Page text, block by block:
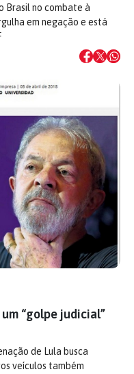
Brasil no combate à
em negação e está
“golpe judicial”
de Lula busca
veículos também